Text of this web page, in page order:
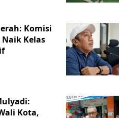
Komisi
Naik Kelas
Kota,